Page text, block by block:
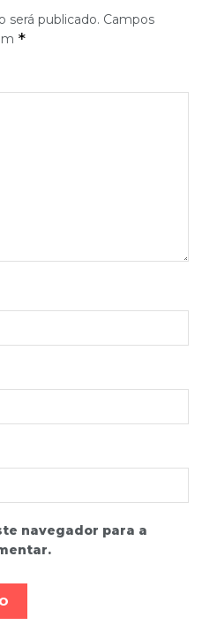
será publicado. Campos
*
navegador para a